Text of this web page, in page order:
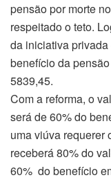
pensão por morte
respeitado o teto.
da iniciativa
benefício da
5839,45.
Com a reforma, o
será de 60% do
uma viúva requerer
receberá 80% do
60% do benefício